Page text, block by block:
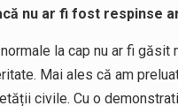
nu ar fi fost respinse
la cap nu ar fi
Mai ales că am
civile. Cu o